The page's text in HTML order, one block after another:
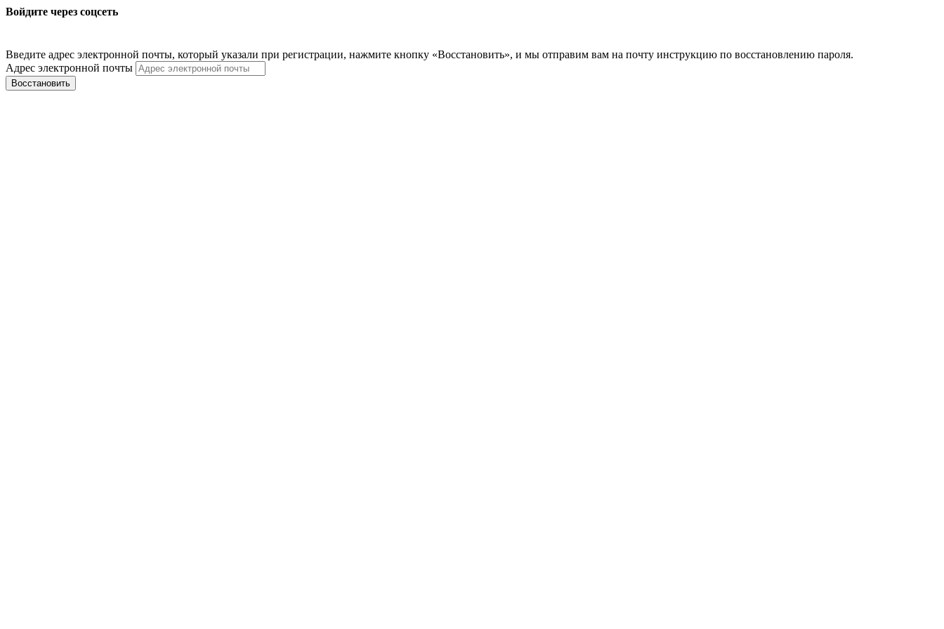
Войдите через соцсеть
Введите адрес электронной почты, который указали при регистрации, нажмите кнопку «Восстановить», и мы отправим вам на почту инструкцию по восстановлению пароля.
Адрес электронной почты